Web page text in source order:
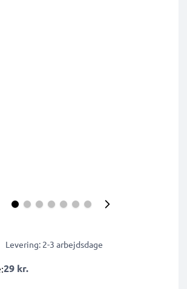
Levering: 2-3 arbejdsdage
29 kr.